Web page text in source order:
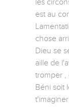
les
est au
chose
Dieu se
aille de
tromper ,
Béni soit